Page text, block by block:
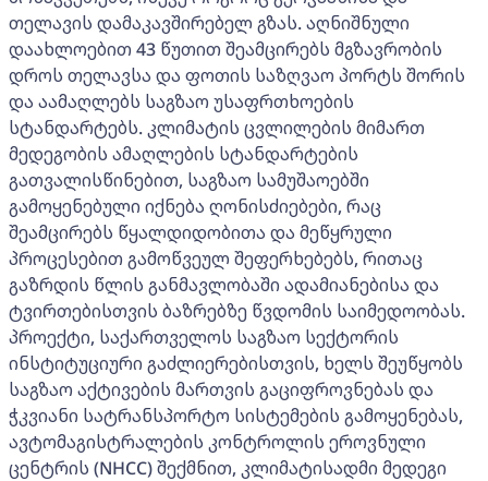
თელავის დამაკავშირებელ გზას. აღნიშნული
დაახლოებით 43 წუთით შეამცირებს მგზავრობის
დროს თელავსა და ფოთის საზღვაო პორტს შორის
და აამაღლებს საგზაო უსაფრთხოების
სტანდარტებს. კლიმატის ცვლილების მიმართ
მედეგობის ამაღლების სტანდარტების
გათვალისწინებით, საგზაო სამუშაოებში
გამოყენებული იქნება ღონისძიებები, რაც
შეამცირებს წყალდიდობითა და მეწყრული
პროცესებით გამოწვეულ შეფერხებებს, რითაც
გაზრდის წლის განმავლობაში ადამიანებისა და
ტვირთებისთვის ბაზრებზე წვდომის საიმედოობას.
პროექტი, საქართველოს საგზაო სექტორის
ინსტიტუციური გაძლიერებისთვის, ხელს შეუწყობს
საგზაო აქტივების მართვის გაციფროვნებას და
ჭკვიანი სატრანსპორტო სისტემების გამოყენებას,
ავტომაგისტრალების კონტროლის ეროვნული
ცენტრის (NHCC) შექმნით, კლიმატისადმი მედეგი